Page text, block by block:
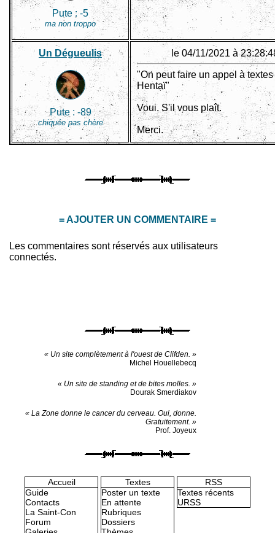
Pute : -5
ma non troppo
Un Dégueulis
Pute : -89
chiquée pas chère
le 04/11/2021 à
"On peut faire un appel à textes
Hentaï"
Voui. S'il vous plaît.
Merci.
= AJOUTER UN COMMENTAIRE =
Les commentaires sont réservés aux utilisateurs
connectés.
« Un site complètement à l'ouest de Clifden. »
Michel Houellebecq
« Un site de standing et de bites molles. »
Dourak Smerdiakov
« La Zone donne le cancer du cerveau. Oui, donne.
Gratuitement. »
Prof. Joyeux
Accueil
Guide
Contacts
La Saint-Con
Forum
Textes
Poster un texte
En attente
Rubriques
Dossiers
RSS
Textes récents
URSS